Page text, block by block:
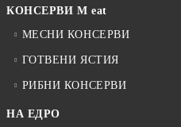
КОНСЕРВИ M eat
МЕСНИ КОНСЕРВИ
ГОТВЕНИ ЯСТИЯ
РИБНИ КОНСЕРВИ
НА ЕДРО